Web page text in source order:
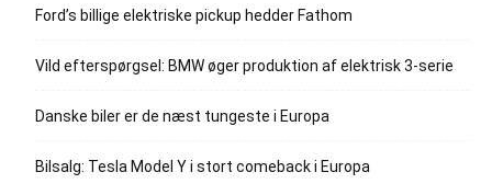
Ford’s billige elektriske pickup hedder Fathom
Vild efterspørgsel: BMW øger produktion af elektrisk 3-serie
Danske biler er de næst tungeste i Europa
Bilsalg: Tesla Model Y i stort comeback i Europa